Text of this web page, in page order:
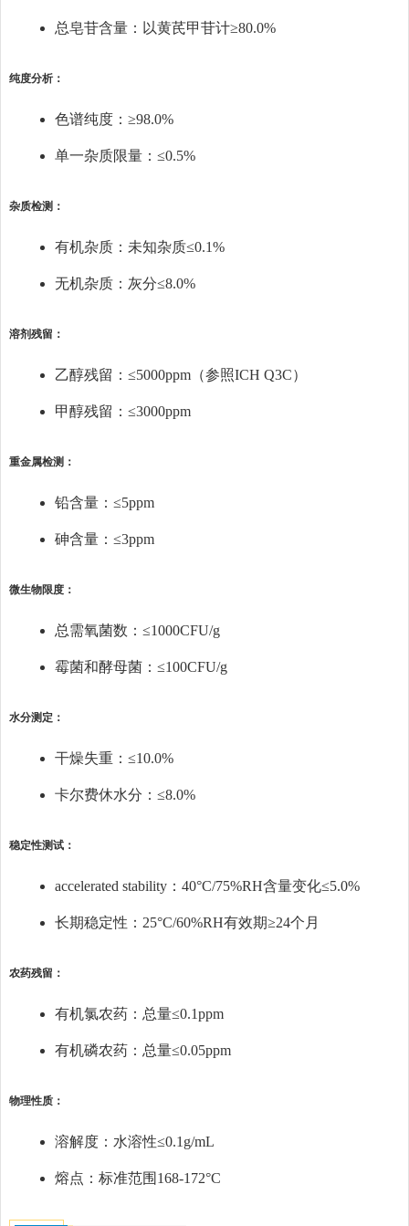
总皂苷含量：以黄芪甲苷计≥80.0%
纯度分析：
色谱纯度：≥98.0%
单一杂质限量：≤0.5%
杂质检测：
有机杂质：未知杂质≤0.1%
无机杂质：灰分≤8.0%
溶剂残留：
乙醇残留：≤5000ppm（参照ICH Q3C）
甲醇残留：≤3000ppm
重金属检测：
铅含量：≤5ppm
砷含量：≤3ppm
微生物限度：
总需氧菌数：≤1000CFU/g
霉菌和酵母菌：≤100CFU/g
水分测定：
干燥失重：≤10.0%
卡尔费休水分：≤8.0%
稳定性测试：
accelerated stability：40°C/75%RH含量变化≤5.0%
长期稳定性：25°C/60%RH有效期≥24个月
农药残留：
有机氯农药：总量≤0.1ppm
有机磷农药：总量≤0.05ppm
物理性质：
溶解度：水溶性≤0.1g/mL
熔点：标准范围168-172°C